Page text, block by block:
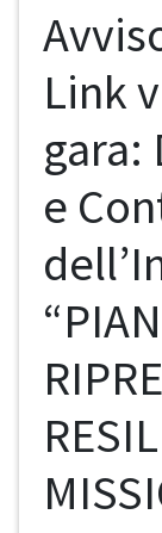
Link
gara:
e